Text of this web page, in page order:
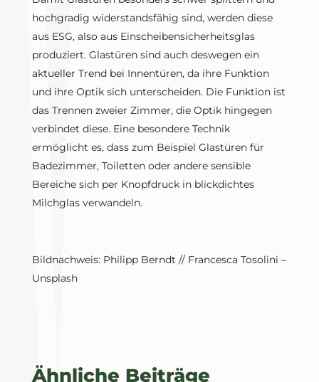
hochgradig widerstandsfähig sind, werden diese
aus ESG, also aus Einscheibensicherheitsglas
produziert. Glastüren sind auch deswegen ein
aktueller Trend bei Innentüren, da ihre Funktion
und ihre Optik sich unterscheiden. Die Funktion ist
das Trennen zweier Zimmer, die Optik hingegen
verbindet diese. Eine besondere Technik
ermöglicht es, dass zum Beispiel Glastüren für
Badezimmer, Toiletten oder andere sensible
Bereiche sich per Knopfdruck in blickdichtes
Milchglas verwandeln.
Bildnachweis: Philipp Berndt // Francesca Tosolini –
Unsplash
Ähnliche Beiträge